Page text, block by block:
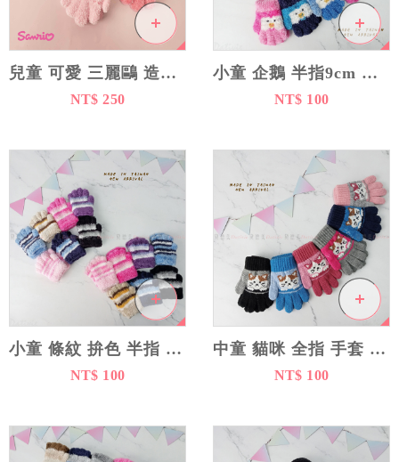
兒童 可愛 三麗鷗 造型 保暖 手套 18cm
NT$ 250
小童 企鵝 半指9cm 全指12cm 手套
NT$ 100
小童 條紋 拚色 半指 全指 手套 9cm
NT$ 100
中童 貓咪 全指 手套 13cm
NT$ 100